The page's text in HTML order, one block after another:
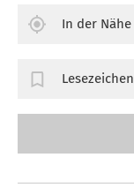
In der Nähe
Lesezeichen